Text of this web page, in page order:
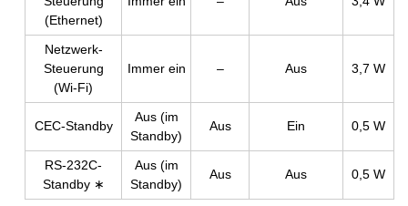
(Ether­net)
Netz­werk-
Steue­rung
(Wi-Fi)
Immer ein – Aus 3,7 W
CEC-Stand­by
Aus (im
Stand­by)
Aus Ein 0,5 W
RS-232C-
Stand­by ∗
Aus (im
Stand­by)
Aus Aus 0,5 W